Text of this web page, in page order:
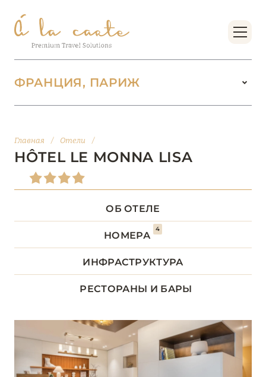
ФРАНЦИЯ, ПАРИЖ
БОРДО (НОВАЯ
АКВИТАНИЯ)
БРЕТАНЬ
БУРГУНДИЯ
ДОЛИНА ЛУАРЫ
КОРСИКА
ЛАЗУРНЫЙ БЕРЕГ
Главная / Отели /
HÔTEL LE MONNA LISA
ОБ ОТЕЛЕ
НОМЕРА
4
ИНФРАСТРУКТУРА
РЕСТОРАНЫ И БАРЫ